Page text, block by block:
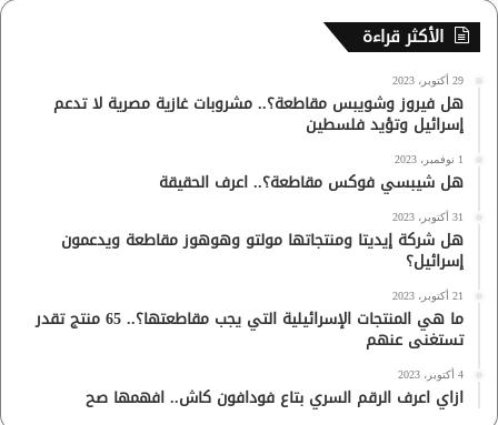
الأكثر قراءة
29 أكتوبر، 2023
هل فيروز وشويبس مقاطعة؟.. مشروبات غازية مصرية لا تدعم
إسرائيل وتؤيد فلسطين
1 نوفمبر، 2023
هل شيبسي فوكس مقاطعة؟.. اعرف الحقيقة
31 أكتوبر، 2023
هل شركة إيديتا ومنتجاتها مولتو وهوهوز مقاطعة ويدعمون
إسرائيل؟
21 أكتوبر، 2023
ما هي المنتجات الإسرائيلية التي يجب مقاطعتها؟.. 65 منتج تقدر
تستغنى عنهم
4 أكتوبر، 2023
ازاي اعرف الرقم السري بتاع فودافون كاش.. افهمها صح